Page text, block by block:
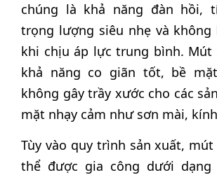
chúng là khả năng đàn hồi,
trọng lượng siêu nhẹ và không
khi chịu áp lực trung bình. Mút
khả năng co giãn tốt, bề
không gây trầy xước cho các
mặt nhạy cảm như sơn mài,
Tùy vào quy trình sản xuất,
thể được gia công dưới dạng